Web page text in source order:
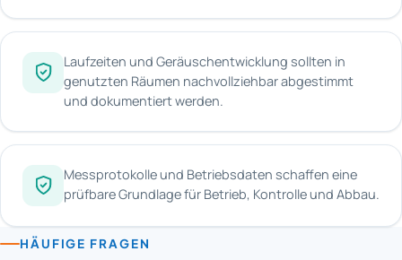
Laufzeiten und Geräuschentwicklung sollten in
genutzten Räumen nachvollziehbar abgestimmt
und dokumentiert werden.
Messprotokolle und Betriebsdaten schaffen eine
prüfbare Grundlage für Betrieb, Kontrolle und Abbau.
HÄUFIGE FRAGEN